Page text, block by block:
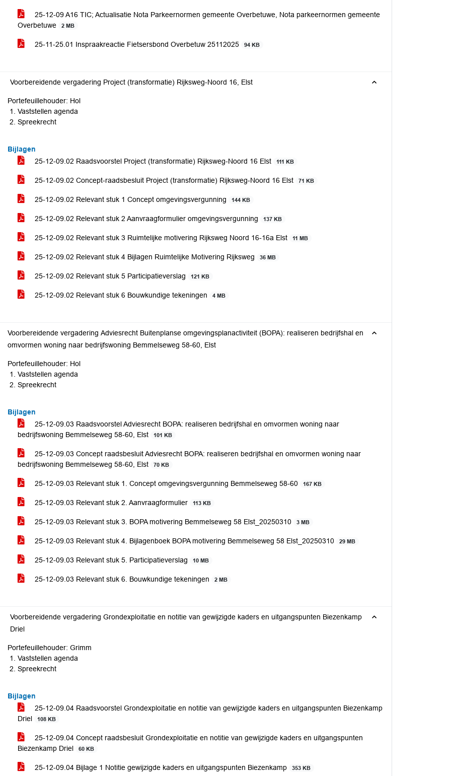
25-12-09 A16 TIC; Actualisatie Nota Parkeernormen gemeente Overbetuwe, Nota parkeernormen gemeente
Overbetuwe
2 MB
25-11-25.01 Inspraakreactie Fietsersbond Overbetuw 25112025 94 KB
Voorbereidende vergadering Project (transformatie) Rijksweg-Noord 16, Elst
Portefeuillehouder: Hol
Vaststellen agenda
Spreekrecht
Bijlagen
25-12-09.02 Raadsvoorstel Project (transformatie) Rijksweg-Noord 16 Elst
111 KB
25-12-09.02 Concept-raadsbesluit Project (transformatie) Rijksweg-Noord 16 Elst 71 KB
25-12-09.02 Relevant stuk 1 Concept omgevingsvergunning 144 KB
25-12-09.02 Relevant stuk 2 Aanvraagformulier omgevingsvergunning 137 KB
25-12-09.02 Relevant stuk 3 Ruimtelijke motivering Rijksweg Noord 16-16a Elst 11 MB
25-12-09.02 Relevant stuk 4 Bijlagen Ruimtelijke Motivering Rijksweg 36 MB
25-12-09.02 Relevant stuk 5 Participatieverslag 121 KB
25-12-09.02 Relevant stuk 6 Bouwkundige tekeningen 4 MB
Voorbereidende vergadering Adviesrecht Buitenplanse omgevingsplanactiviteit (BOPA): realiseren bedrijfshal en
omvormen woning naar bedrijfswoning Bemmelseweg 58-60, Elst
Portefeuillehouder: Hol
Vaststellen agenda
Spreekrecht
Bijlagen
25-12-09.03 Raadsvoorstel Adviesrecht BOPA: realiseren bedrijfshal en omvormen woning naar
bedrijfswoning Bemmelseweg 58-60, Elst
101 KB
25-12-09.03 Concept raadsbesluit Adviesrecht BOPA: realiseren bedrijfshal en omvormen woning naar
bedrijfswoning Bemmelseweg 58-60, Elst
70 KB
25-12-09.03 Relevant stuk 1. Concept omgevingsvergunning Bemmelseweg 58-60 167 KB
25-12-09.03 Relevant stuk 2. Aanvraagformulier 113 KB
25-12-09.03 Relevant stuk 3. BOPA motivering Bemmelseweg 58 Elst_20250310 3 MB
25-12-09.03 Relevant stuk 4. Bijlagenboek BOPA motivering Bemmelseweg 58 Elst_20250310 29 MB
25-12-09.03 Relevant stuk 5. Participatieverslag 10 MB
25-12-09.03 Relevant stuk 6. Bouwkundige tekeningen 2 MB
Voorbereidende vergadering Grondexploitatie en notitie van gewijzigde kaders en uitgangspunten Biezenkamp
Driel
Portefeuillehouder: Grimm
Vaststellen agenda
Spreekrecht
Bijlagen
25-12-09.04 Raadsvoorstel Grondexploitatie en notitie van gewijzigde kaders en uitgangspunten Biezenkamp
Driel
108 KB
25-12-09.04 Concept raadsbesluit Grondexploitatie en notitie van gewijzigde kaders en uitgangspunten
Biezenkamp Driel
60 KB
25-12-09.04 Bijlage 1 Notitie gewijzigde kaders en uitgangspunten Biezenkamp 353 KB